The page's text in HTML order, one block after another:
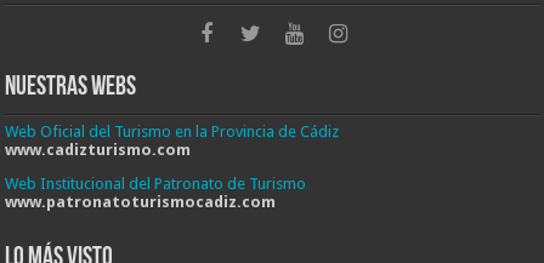
Nuestras Webs
Web Oficial del Turismo en la Provincia de Cádiz
www.cadizturismo.com
Web Institucional del Patronato de Turismo
www.patronatoturismocadiz.com